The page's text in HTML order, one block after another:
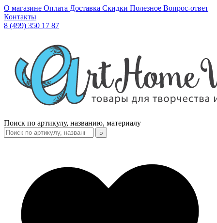
О магазине Оплата Доставка Скидки Полезное Вопрос-ответ
Контакты
8 (499) 350 17 87
Поиск по артикулу, названию, материалу
⌕